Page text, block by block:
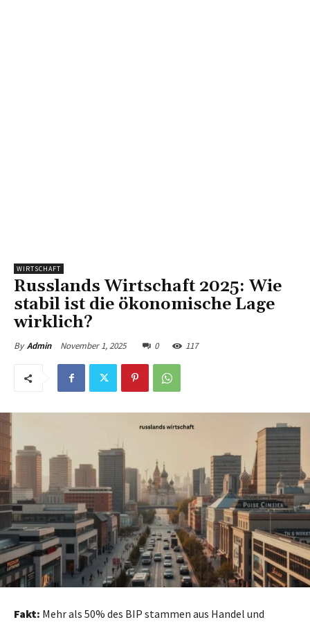
WIRTSCHAFT
Russlands Wirtschaft 2025: Wie
stabil ist die ökonomische Lage
wirklich?
By Admin November 1, 2025 0 117
Fakt: Mehr als 50% des BIP stammen aus Handel und